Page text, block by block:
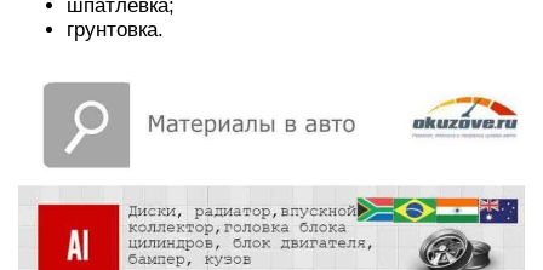
шпатлевка;
грунтовка.